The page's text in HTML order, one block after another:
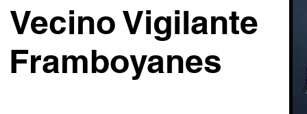
Vecino Vigilante
Framboyanes